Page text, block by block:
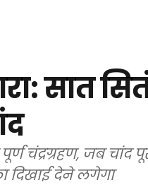
सात
चंद्रग्रहण, जब चांद
दिखाई देने लगेगा